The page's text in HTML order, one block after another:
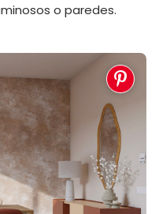
o paredes.